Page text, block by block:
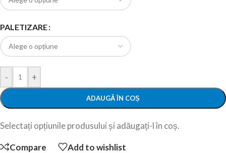
PALETIZARE
- +
ADAUGĂ ÎN COȘ
Selectați opțiunile produsului și adăugați-l în coș.
Compare Add to wishlist